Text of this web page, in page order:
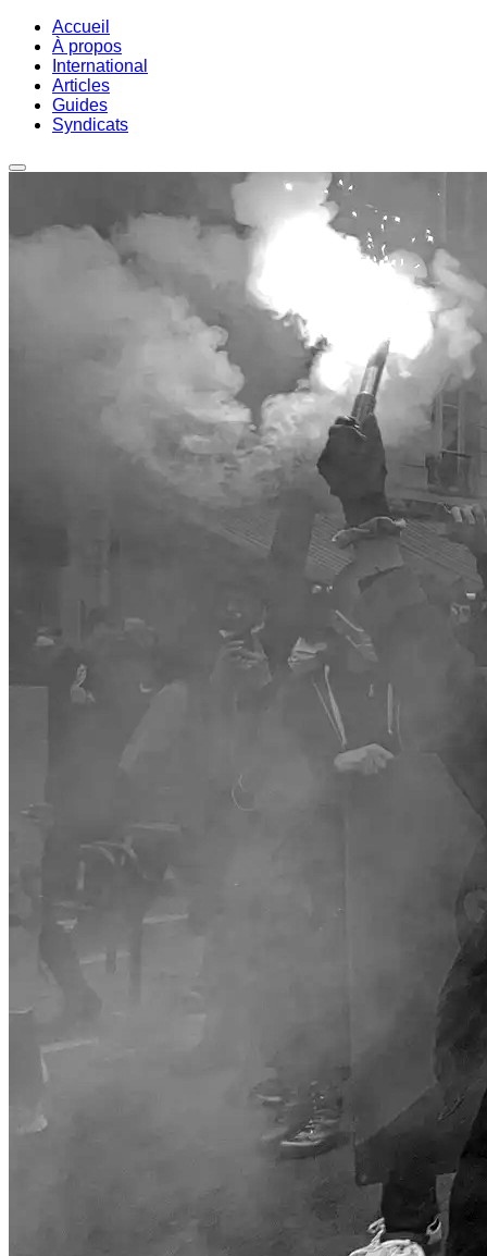
Accueil
À propos
International
Articles
Guides
Syndicats